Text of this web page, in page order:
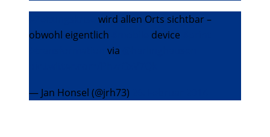
wird allen Orts sichtbar –
obwohl eigentlich
device
via
— Jan Honsel (@jrh73)